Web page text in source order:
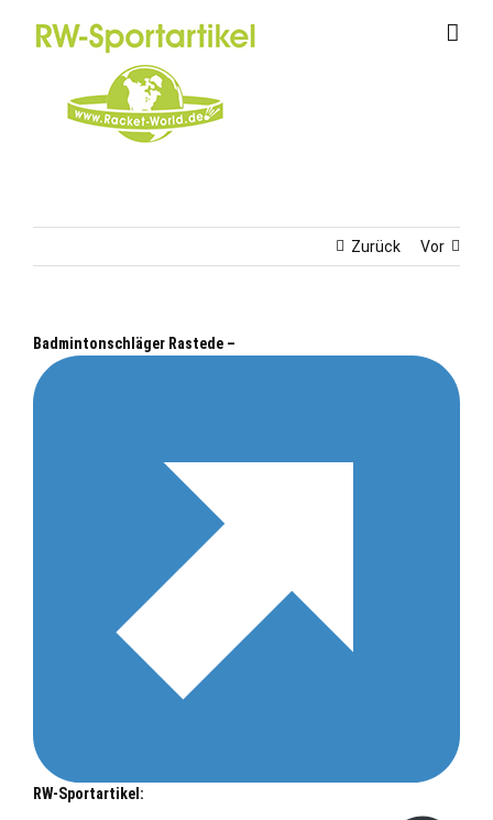
Zurück Vor
Badmintonschläger Rastede –
RW-Sportartikel: